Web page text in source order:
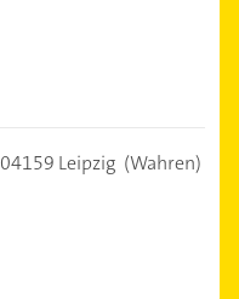
04159 Leipzig (Wahren)